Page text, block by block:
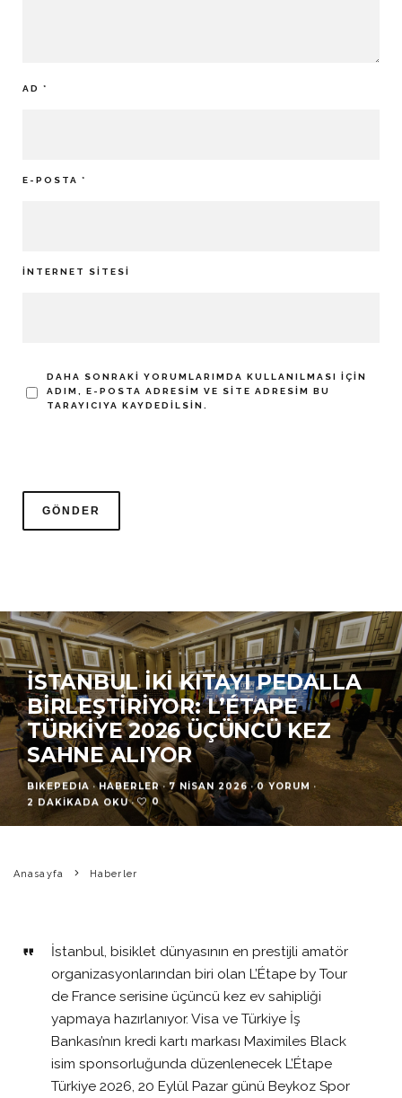
AD *
E-POSTA *
İNTERNET SITESI
DAHA SONRAKI YORUMLARIMDA KULLANILMASI IÇIN
ADIM, E-POSTA ADRESIM VE SITE ADRESIM BU
TARAYICIYA KAYDEDILSIN.
İSTANBUL İKI KITAYI PEDALLA
BIRLEŞTIRIYOR: L’ÉTAPE
TÜRKIYE 2026 ÜÇÜNCÜ KEZ
SAHNE ALIYOR
BIKEPEDIA · HABERLER · 7 NISAN 2026 · 0 YORUM ·
2 DAKIKADA OKU · 0
Anasayfa Haberler
İstanbul, bisiklet dünyasının en prestijli amatör
organizasyonlarından biri olan L’Étape by Tour
de France serisine üçüncü kez ev sahipliği
yapmaya hazırlanıyor. Visa ve Türkiye İş
Bankası’nın kredi kartı markası Maximiles Black
isim sponsorluğunda düzenlenecek L’Étape
Türkiye 2026, 20 Eylül Pazar günü Beykoz Spor